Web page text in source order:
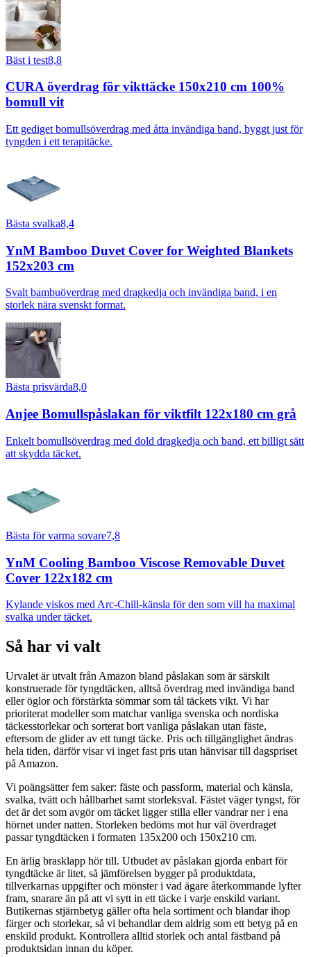
Bäst i test8,8
CURA överdrag för vikttäcke 150x210 cm 100%
bomull vit
Ett gediget bomullsöverdrag med åtta invändiga band, byggt just för
tyngden i ett terapitäcke.
Bästa svalka8,4
YnM Bamboo Duvet Cover for Weighted Blankets
152x203 cm
Svalt bambuöverdrag med dragkedja och invändiga band, i en
storlek nära svenskt format.
Bästa prisvärda8,0
Anjee Bomullspåslakan för viktfilt 122x180 cm grå
Enkelt bomullsöverdrag med dold dragkedja och band, ett billigt sätt
att skydda täcket.
Bästa för varma sovare7,8
YnM Cooling Bamboo Viscose Removable Duvet
Cover 122x182 cm
Kylande viskos med Arc-Chill-känsla för den som vill ha maximal
svalka under täcket.
Så har vi valt
Urvalet är utvalt från Amazon bland påslakan som är särskilt
konstruerade för tyngdtäcken, alltså överdrag med invändiga band
eller öglor och förstärkta sömmar som tål täckets vikt. Vi har
prioriterat modeller som matchar vanliga svenska och nordiska
täckesstorlekar och sorterat bort vanliga påslakan utan fäste,
eftersom de glider av ett tungt täcke. Pris och tillgänglighet ändras
hela tiden, därför visar vi inget fast pris utan hänvisar till dagspriset
på Amazon.
Vi poängsätter fem saker: fäste och passform, material och känsla,
svalka, tvätt och hållbarhet samt storleksval. Fästet väger tyngst, för
det är det som avgör om täcket ligger stilla eller vandrar ner i ena
hörnet under natten. Storleken bedöms mot hur väl överdraget
passar tyngdtäcken i formaten 135x200 och 150x210 cm.
En ärlig brasklapp hör till. Utbudet av påslakan gjorda enbart för
tyngdtäcke är litet, så jämförelsen bygger på produktdata,
tillverkarnas uppgifter och mönster i vad ägare återkommande lyfter
fram, snarare än på att vi sytt in ett täcke i varje enskild variant.
Butikernas stjärnbetyg gäller ofta hela sortiment och blandar ihop
färger och storlekar, så vi behandlar dem aldrig som ett betyg på en
enskild produkt. Kontrollera alltid storlek och antal fästband på
produktsidan innan du köper.